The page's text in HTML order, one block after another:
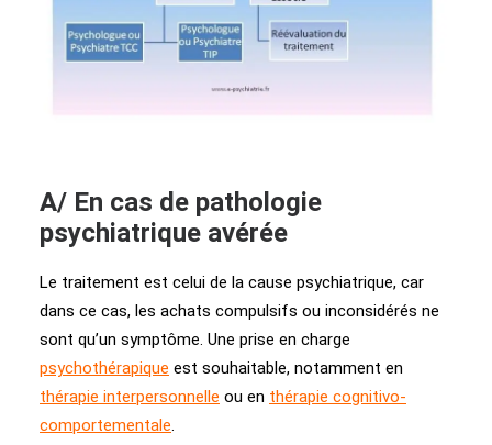
A/ En cas de pathologie
psychiatrique avérée
Le traitement est celui de la cause psychiatrique, car
dans ce cas, les achats compulsifs ou inconsidérés ne
sont qu’un symptôme. Une prise en charge
psychothérapique est souhaitable, notamment en
thérapie interpersonnelle ou en thérapie cognitivo-
comportementale.